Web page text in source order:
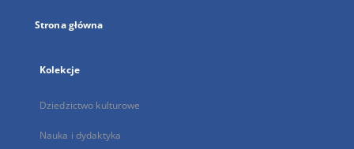
Strona główna
Kolekcje
Dziedzictwo kulturowe
Nauka i dydaktyka